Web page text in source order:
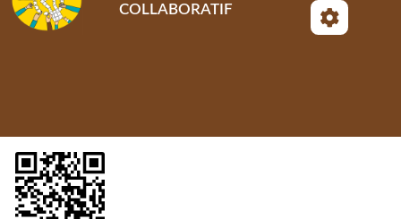
COLLABORATIF